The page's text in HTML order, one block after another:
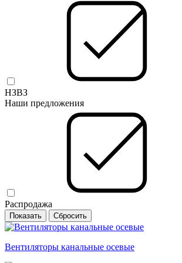
НЗВЗ
Наши предложения
Распродажа
Вентиляторы канальные осевые